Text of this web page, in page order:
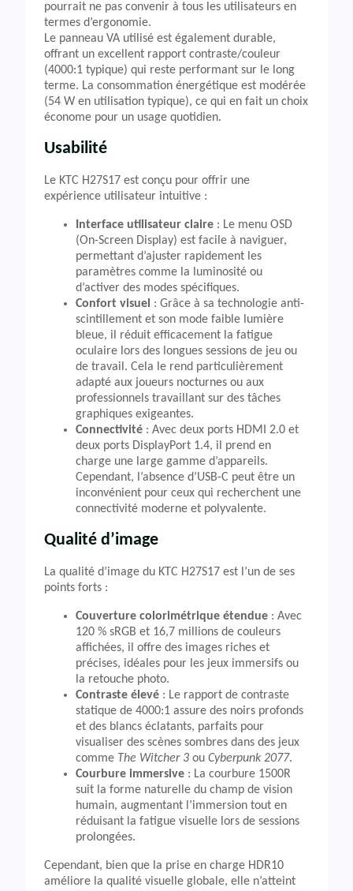
pourrait ne pas convenir à tous les utilisateurs en
termes d’ergonomie.
Le panneau VA utilisé est également durable,
offrant un excellent rapport contraste/couleur
(4000:1 typique) qui reste performant sur le long
terme. La consommation énergétique est modérée
(54 W en utilisation typique), ce qui en fait un choix
économe pour un usage quotidien.
Usabilité
Le KTC H27S17 est conçu pour offrir une
expérience utilisateur intuitive :
Interface utilisateur claire : Le menu OSD
(On-Screen Display) est facile à naviguer,
permettant d’ajuster rapidement les
paramètres comme la luminosité ou
d’activer des modes spécifiques.
Confort visuel : Grâce à sa technologie anti-
scintillement et son mode faible lumière
bleue, il réduit efficacement la fatigue
oculaire lors des longues sessions de jeu ou
de travail. Cela le rend particulièrement
adapté aux joueurs nocturnes ou aux
professionnels travaillant sur des tâches
graphiques exigeantes.
Connectivité : Avec deux ports HDMI 2.0 et
deux ports DisplayPort 1.4, il prend en
charge une large gamme d’appareils.
Cependant, l’absence d’USB-C peut être un
inconvénient pour ceux qui recherchent une
connectivité moderne et polyvalente.
Qualité d’image
La qualité d’image du KTC H27S17 est l’un de ses
points forts :
Couverture colorimétrique étendue : Avec
120 % sRGB et 16,7 millions de couleurs
affichées, il offre des images riches et
précises, idéales pour les jeux immersifs ou
la retouche photo.
Contraste élevé : Le rapport de contraste
statique de 4000:1 assure des noirs profonds
et des blancs éclatants, parfaits pour
visualiser des scènes sombres dans des jeux
comme The Witcher 3 ou Cyberpunk 2077.
Courbure immersive : La courbure 1500R
suit la forme naturelle du champ de vision
humain, augmentant l’immersion tout en
réduisant la fatigue visuelle lors de sessions
prolongées.
Cependant, bien que la prise en charge HDR10
améliore la qualité visuelle globale, elle n’atteint